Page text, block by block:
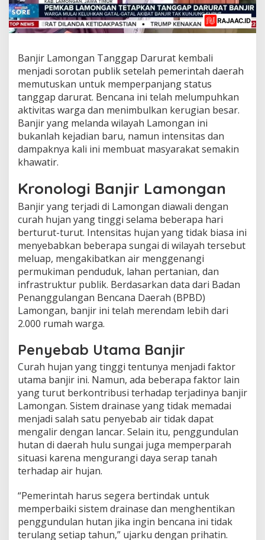
Banjir Lamongan Tanggap Darurat kembali
menjadi sorotan publik setelah pemerintah daerah
memutuskan untuk memperpanjang status
tanggap darurat. Bencana ini telah melumpuhkan
aktivitas warga dan menimbulkan kerugian besar.
Banjir yang melanda wilayah Lamongan ini
bukanlah kejadian baru, namun intensitas dan
dampaknya kali ini membuat masyarakat semakin
khawatir.
Kronologi Banjir Lamongan
Banjir yang terjadi di Lamongan diawali dengan
curah hujan yang tinggi selama beberapa hari
berturut-turut. Intensitas hujan yang tidak biasa ini
menyebabkan beberapa sungai di wilayah tersebut
meluap, mengakibatkan air menggenangi
permukiman penduduk, lahan pertanian, dan
infrastruktur publik. Berdasarkan data dari Badan
Penanggulangan Bencana Daerah (BPBD)
Lamongan, banjir ini telah merendam lebih dari
2.000 rumah warga.
Penyebab Utama Banjir
Curah hujan yang tinggi tentunya menjadi faktor
utama banjir ini. Namun, ada beberapa faktor lain
yang turut berkontribusi terhadap terjadinya banjir
Lamongan. Sistem drainase yang tidak memadai
menjadi salah satu penyebab air tidak dapat
mengalir dengan lancar. Selain itu, penggundulan
hutan di daerah hulu sungai juga memperparah
situasi karena mengurangi daya serap tanah
terhadap air hujan.
“Pemerintah harus segera bertindak untuk
memperbaiki sistem drainase dan menghentikan
penggundulan hutan jika ingin bencana ini tidak
terulang setiap tahun,” ujarku dengan prihatin.